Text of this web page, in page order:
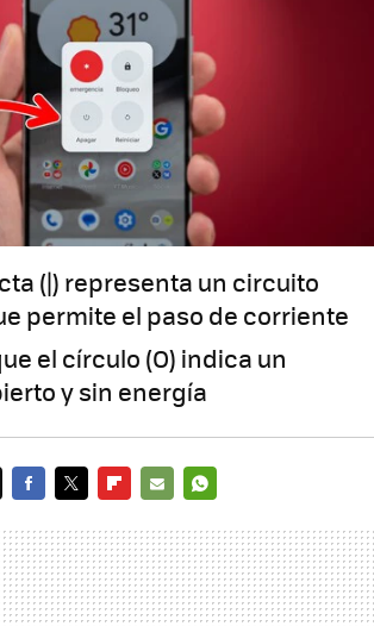
(|) representa un circuito
permite el paso de corriente
el círculo (O) indica un
y sin energía
MAIL